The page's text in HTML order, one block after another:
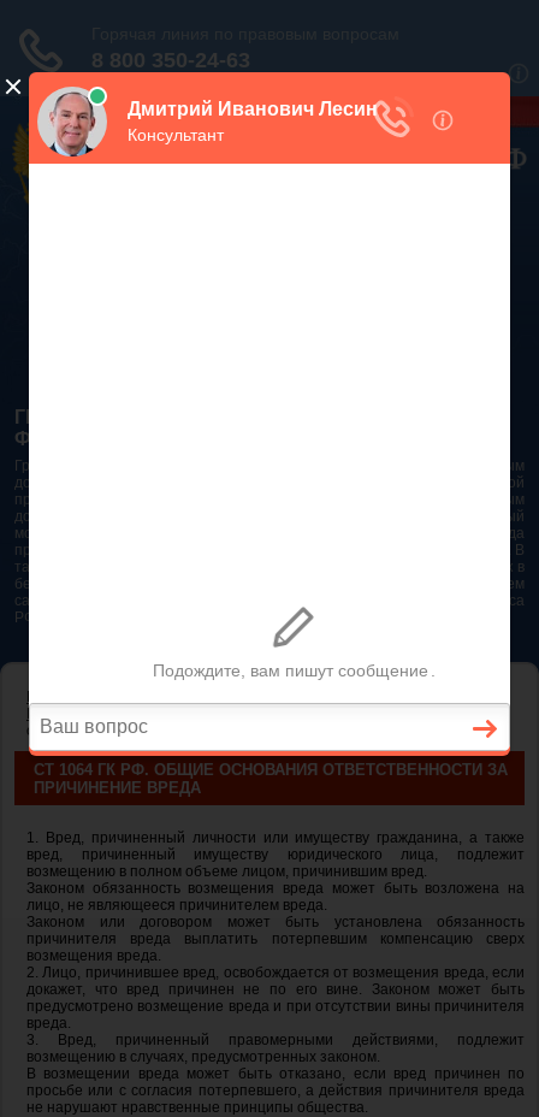
ГРАЖДАНСКИЙ КОДЕКС РОССИЙСКОЙ
ФЕДЕРАЦИИ 2026 - 2025
Гражданский Кодекс Российской Федерации является основным
документом правового поля в Российской Федерации. И именно по этой
причине в него часто вносят изменения. При работе с таким важным
документом необходимо убедиться в его актуальности на данный
момент. Разобраться во всех тонкостях и нюансах не всегда
представляется возможным. Особенно если это нужно сделать быстро. В
таком случае самым простым и эффективным решением будет звонок в
бесплатную юридическую консультацию. Телефон указан на нашем
сайте. На сайте опубликована последняя редакция Гражданского кодекса
РФ 2026 - 2025
ответственности за причинение вреда
СТ 1064 ГК РФ. ОБЩИЕ ОСНОВАНИЯ ОТВЕТСТВЕННОСТИ ЗА
ПРИЧИНЕНИЕ ВРЕДА
1. Вред, причиненный личности или имуществу гражданина, а также
вред, причиненный имуществу юридического лица, подлежит
возмещению в полном объеме лицом, причинившим вред.
Законом обязанность возмещения вреда может быть возложена на
лицо, не являющееся причинителем вреда.
Законом или договором может быть установлена обязанность
причинителя вреда выплатить потерпевшим компенсацию сверх
возмещения вреда.
2. Лицо, причинившее вред, освобождается от возмещения вреда, если
докажет, что вред причинен не по его вине. Законом может быть
предусмотрено возмещение вреда и при отсутствии вины причинителя
вреда.
3. Вред, причиненный правомерными действиями, подлежит
возмещению в случаях, предусмотренных законом.
В возмещении вреда может быть отказано, если вред причинен по
просьбе или с согласия потерпевшего, а действия причинителя вреда
не нарушают нравственные принципы общества.